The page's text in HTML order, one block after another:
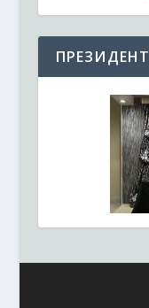
ПРЕЗИДЕНТ